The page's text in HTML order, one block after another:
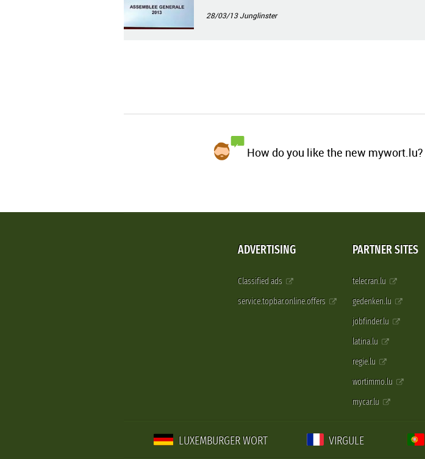
28/03/13Junglinster
How do you like the new mywort.lu?
ADVERTISING
Classified ads
service.topbar.online.offers
PARTNER SITES
telecran.lu
gedenken.lu
jobfinder.lu
latina.lu
regie.lu
wortimmo.lu
mycar.lu
LUXEMBURGER WORT VIRGULE